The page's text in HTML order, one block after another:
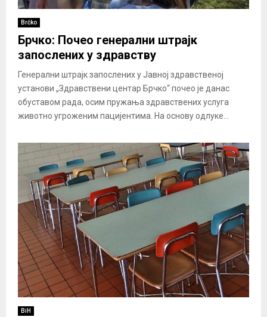
Brčko
Брчко: Почео генерални штрајк
запослених у здравству
Генерални штрајк запослених у Јавној здравственој
установи „Здравствени центар Брчко“ почео је данас
обуставом рада, осим пружања здравствених услуга
животно угроженим пацијентима. На основу одлуке...
BiH